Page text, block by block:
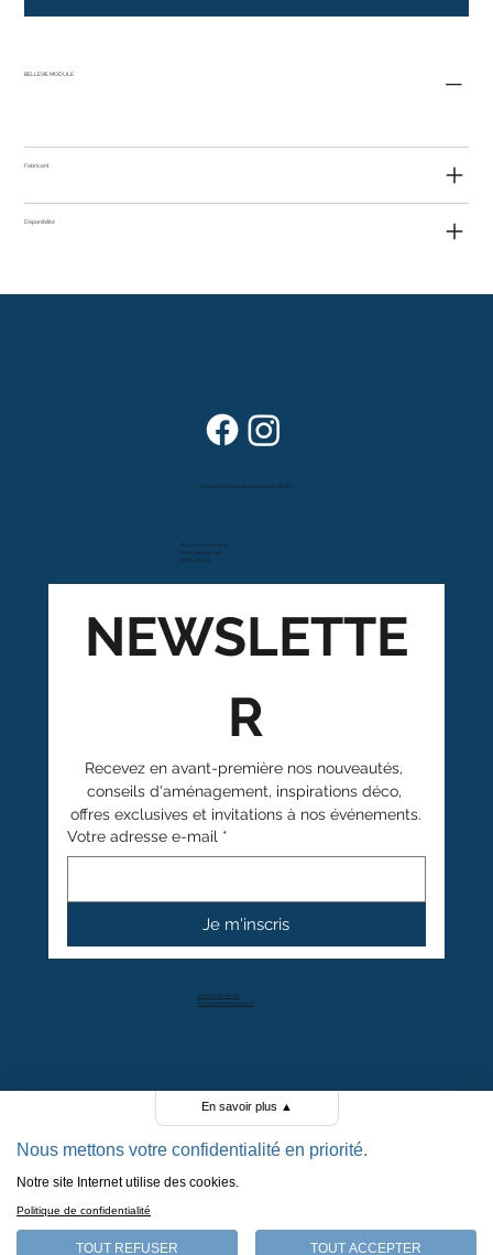
BELLEVIE MODULE
Fabricant
Disponibilité
Route cantonale 4
Case postale 157
1963 Vétroz
POLITIQUE DE CONFIDENTIALITÉ
Dans vos foyers depuis plus de 80 ans
+41 27 766 40 40
info@anthamatten.ch
NEWSLETTE
R
Recevez en avant-première nos nouveautés,
conseils d'aménagement, inspirations déco,
offres exclusives et invitations à nos événements.
Votre adresse e-mail *
Je m'inscris
4.4
+ de 100 avis clients
En savoir plus ▲
Nous mettons votre confidentialité en priorité.
Notre site Internet utilise des cookies.
Politique de confidentialité
TOUT REFUSER TOUT ACCEPTER